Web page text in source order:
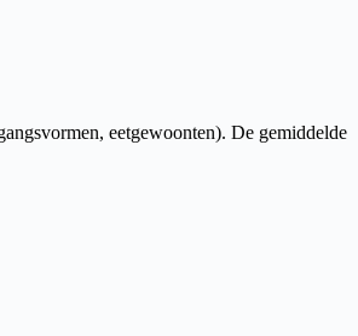
eetgewoonten). De gemiddelde